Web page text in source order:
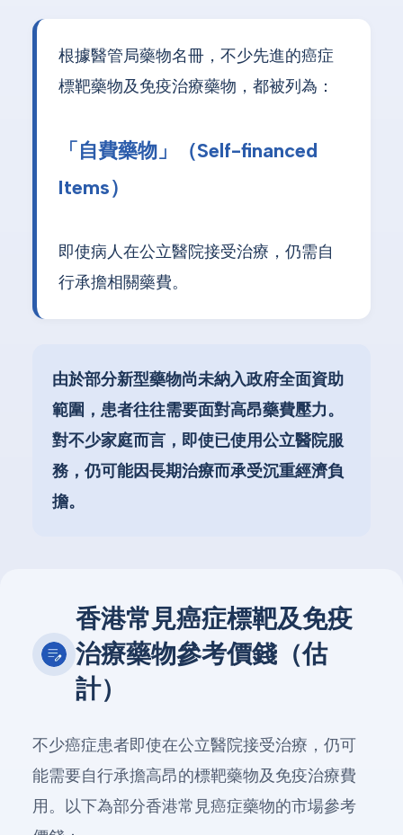
根據醫管局藥物名冊，不少先進的癌症
標靶藥物及免疫治療藥物，都被列為：
「自費藥物」（Self-financed
Items）
即使病人在公立醫院接受治療，仍需自
行承擔相關藥費。
由於部分新型藥物尚未納入政府全面資助
範圍，患者往往需要面對高昂藥費壓力。
對不少家庭而言，即使已使用公立醫院服
務，仍可能因長期治療而承受沉重經濟負
擔。
香港常見癌症標靶及免疫
治療藥物參考價錢（估
計）
不少癌症患者即使在公立醫院接受治療，仍可
能需要自行承擔高昂的標靶藥物及免疫治療費
用。以下為部分香港常見癌症藥物的市場參考